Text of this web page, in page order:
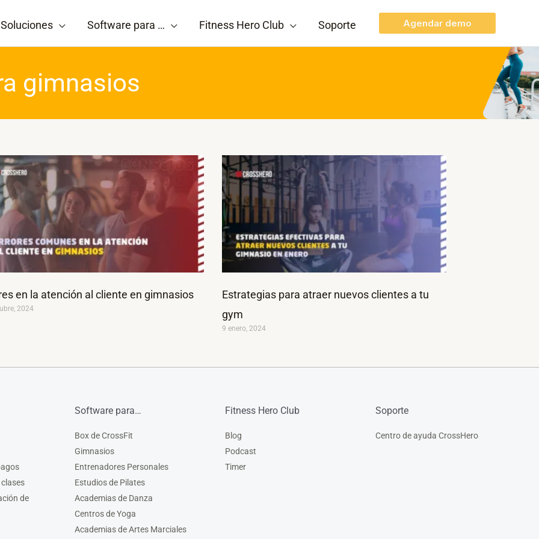
Soluciones Software para … Fitness Hero Club Soporte Agendar demo
gimnasios
en la atención al cliente en gimnasios
2024
Estrategias para atraer nuevos clientes a tu
gym
9 enero, 2024
de
Software para…
Box de CrossFit
Gimnasios
Entrenadores Personales
Estudios de Pilates
Academias de Danza
Centros de Yoga
Academias de Artes Marciales
Fitness Hero Club
Blog
Podcast
Timer
Soporte
Centro de ayuda CrossHero